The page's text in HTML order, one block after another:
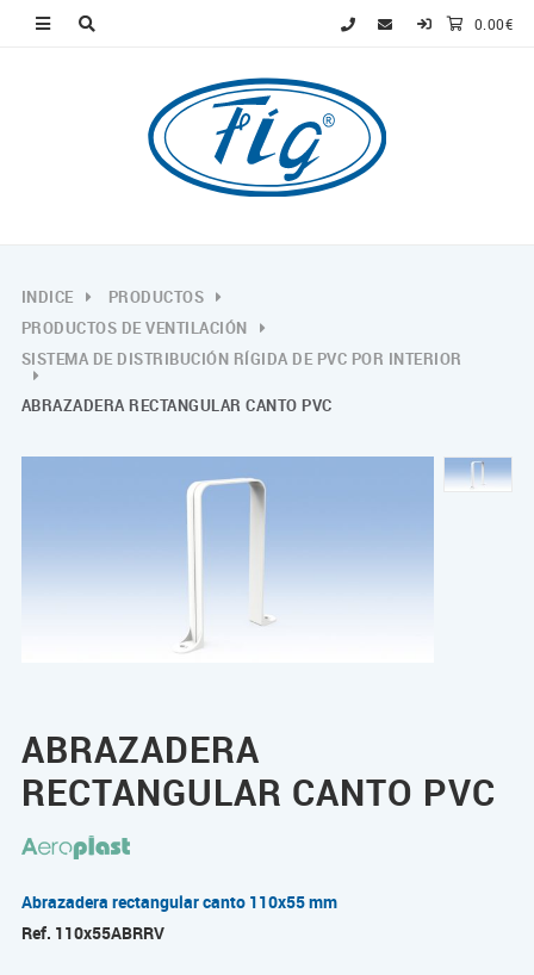
0.00€
INDICE
PRODUCTOS
PRODUCTOS DE VENTILACIÓN
SISTEMA DE DISTRIBUCIÓN RÍGIDA DE PVC POR INTERIOR
ABRAZADERA RECTANGULAR CANTO PVC
ABRAZADERA
RECTANGULAR CANTO PVC
Abrazadera rectangular canto 110x55 mm
Ref. 110x55ABRRV